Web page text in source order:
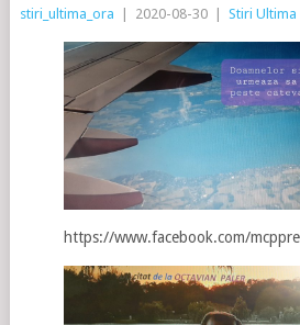
stiri_ultima_ora 2020-08-30 Stiri Ultima
https://www.facebook.com/